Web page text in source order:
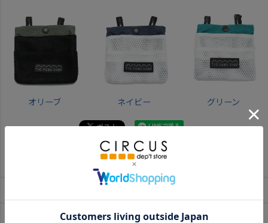
オリーブ ネイビー グリーン
商品についてのお問い合わせ